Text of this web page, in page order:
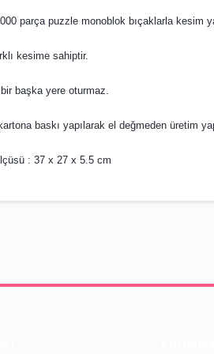
parça puzzle monoblok bıçaklarla kesim
kesime sahiptir.
başka yere oturmaz.
baskı yapılarak el değmeden üretim
: 37 x 27 x 5.5 cm